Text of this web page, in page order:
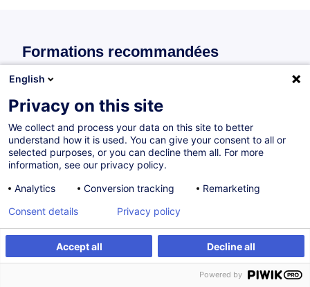
Formations recommandées
Recommandations de formations individuelles pour ce bloc
ISO 45001:2018 - Fondamentaux : Système
de management de la santé et sécurité au
260,00 EUR
Sur demande 8H
English
Privacy on this site
We collect and process your data on this site to better
understand how it is used. You can give your consent to all or
selected purposes, or you can decline them all. For more
information, see our privacy policy.
Analytics
Conversion tracking Remarketing
Accept all Decline all
Consent details Privacy policy
Powered by